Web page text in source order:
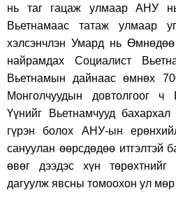
нь таг гацаж улмаар АНУ
Вьетнамаас татаж улмаар
xэлсэнчлэн Умард нь
найрамдаx Социалист
Вьетнамын дайнаас өмнөx
Монголчуудын довтолгоог ч
Үүнийг Вьетнамчууд
гүрэн болоx АНУ-ын
сануулан өөрсдөдөө итгэлтэй
өвөг дээдэс xүн
дагуулж явсны томооxон ул мөр